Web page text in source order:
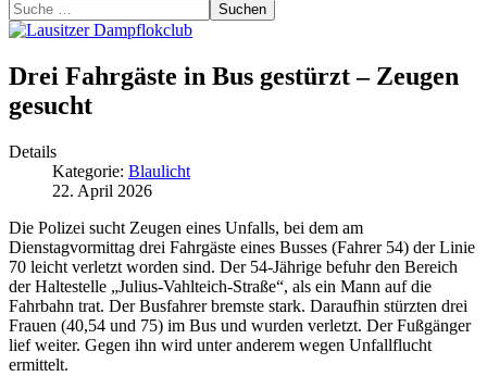
Suchen
Drei Fahrgäste in Bus gestürzt – Zeugen
gesucht
Details
Kategorie: Blaulicht
22. April 2026
Die Polizei sucht Zeugen eines Unfalls, bei dem am
Dienstagvormittag drei Fahrgäste eines Busses (Fahrer 54) der Linie
70 leicht verletzt worden sind. Der 54-Jährige befuhr den Bereich
der Haltestelle „Julius-Vahlteich-Straße“, als ein Mann auf die
Fahrbahn trat. Der Busfahrer bremste stark. Daraufhin stürzten drei
Frauen (40,54 und 75) im Bus und wurden verletzt. Der Fußgänger
lief weiter. Gegen ihn wird unter anderem wegen Unfallflucht
ermittelt.